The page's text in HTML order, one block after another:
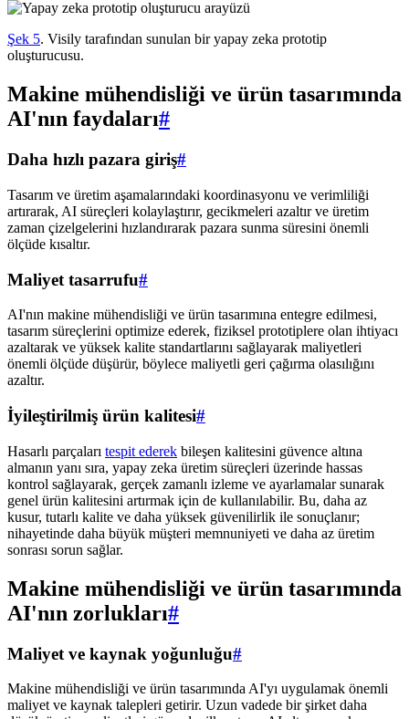
Şek 5. Visily tarafından sunulan bir yapay zeka prototip
oluşturucusu.
Makine mühendisliği ve ürün tasarımında
AI'nın faydaları#
Daha hızlı pazara giriş#
Tasarım ve üretim aşamalarındaki koordinasyonu ve verimliliği
artırarak, AI süreçleri kolaylaştırır, gecikmeleri azaltır ve üretim
zaman çizelgelerini hızlandırarak pazara sunma süresini önemli
ölçüde kısaltır.
Maliyet tasarrufu#
AI'nın makine mühendisliği ve ürün tasarımına entegre edilmesi,
tasarım süreçlerini optimize ederek, fiziksel prototiplere olan ihtiyacı
azaltarak ve yüksek kalite standartlarını sağlayarak maliyetleri
önemli ölçüde düşürür, böylece maliyetli geri çağırma olasılığını
azaltır.
İyileştirilmiş ürün kalitesi#
Hasarlı parçaları tespit ederek bileşen kalitesini güvence altına
almanın yanı sıra, yapay zeka üretim süreçleri üzerinde hassas
kontrol sağlayarak, gerçek zamanlı izleme ve ayarlamalar sunarak
genel ürün kalitesini artırmak için de kullanılabilir. Bu, daha az
kusur, tutarlı kalite ve daha yüksek güvenilirlik ile sonuçlanır;
nihayetinde daha büyük müşteri memnuniyeti ve daha az üretim
sonrası sorun sağlar.
Makine mühendisliği ve ürün tasarımında
AI'nın zorlukları#
Maliyet ve kaynak yoğunluğu#
Makine mühendisliği ve ürün tasarımında AI'yı uygulamak önemli
maliyet ve kaynak talepleri getirir. Uzun vadede bir şirket daha